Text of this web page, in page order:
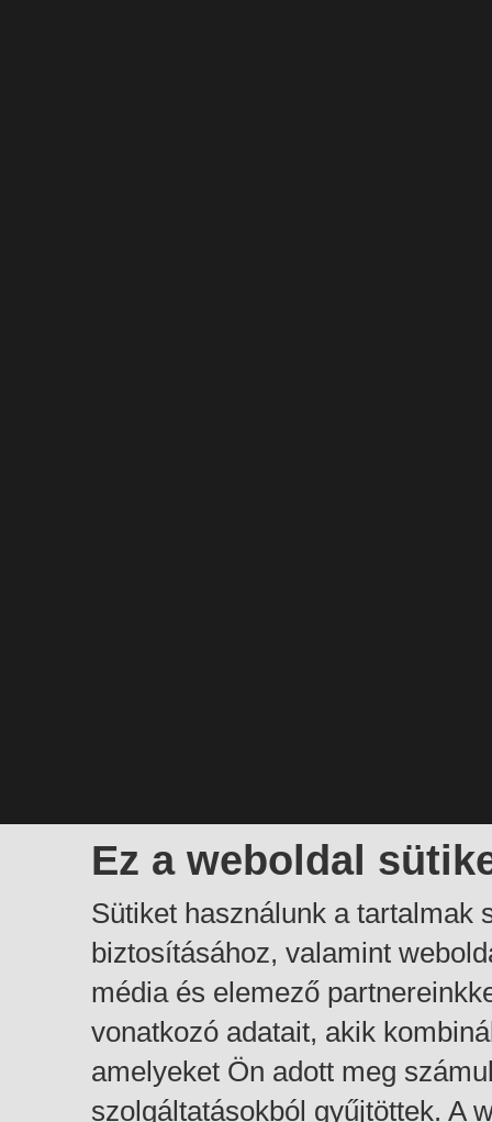
Ez a weboldal
Sütiket használunk a tartalmak
biztosításához, valamint
média és elemező
vonatkozó adatait, akik
amelyeket Ön adott meg
szolgáltatásokból gyűjtöttek. A